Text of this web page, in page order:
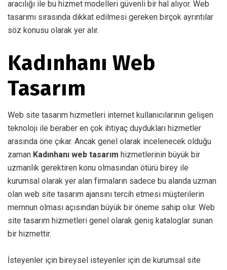
aracılığı ile bu hizmet modelleri güvenli bir hal alıyor. Web
tasarımı sırasında dikkat edilmesi gereken birçok ayrıntılar
söz konusu olarak yer alır.
Kadınhanı Web
Tasarım
Web site tasarım hizmetleri internet kullanıcılarının gelişen
teknoloji ile beraber en çok ihtiyaç duydukları hizmetler
arasında öne çıkar. Ancak genel olarak incelenecek olduğu
zaman Kadınhanı web tasarım hizmetlerinin büyük bir
uzmanlık gerektiren konu olmasından ötürü birey ile
kurumsal olarak yer alan firmaların sadece bu alanda uzman
olan web site tasarım ajansını tercih etmesi müşterilerin
memnun olması açısından büyük bir öneme sahip olur. Web
site tasarım hizmetleri genel olarak geniş kataloglar sunan
bir hizmettir.
İsteyenler için bireysel isteyenler için de kurumsal site